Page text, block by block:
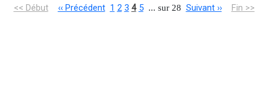
<< Début ‹‹ Précédent 1 2 3 4 5... sur 28 Suivant ›› Fin >>